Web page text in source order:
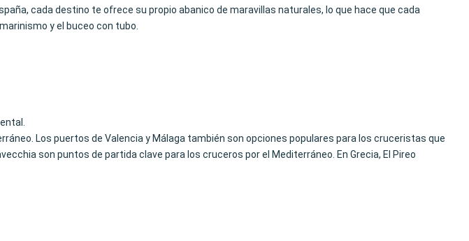
cada destino te ofrece su propio abanico de maravillas naturales, lo que hace que cada
y el buceo con tubo.
Los puertos de Valencia y Málaga también son opciones populares para los cruceristas que
son puntos de partida clave para los cruceros por el Mediterráneo. En Grecia, El Pireo